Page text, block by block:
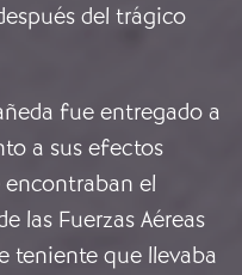
del trágico
fue entregado a
a sus efectos
encontraban el
las Fuerzas Aéreas
teniente que llevaba